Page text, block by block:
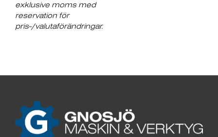
exklusive moms med
reservation för
pris-/valutaförändringar.